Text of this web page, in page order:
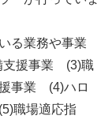
る業務や事業
支援事業 (3)職
事業 (4)ハロ
職場適応指